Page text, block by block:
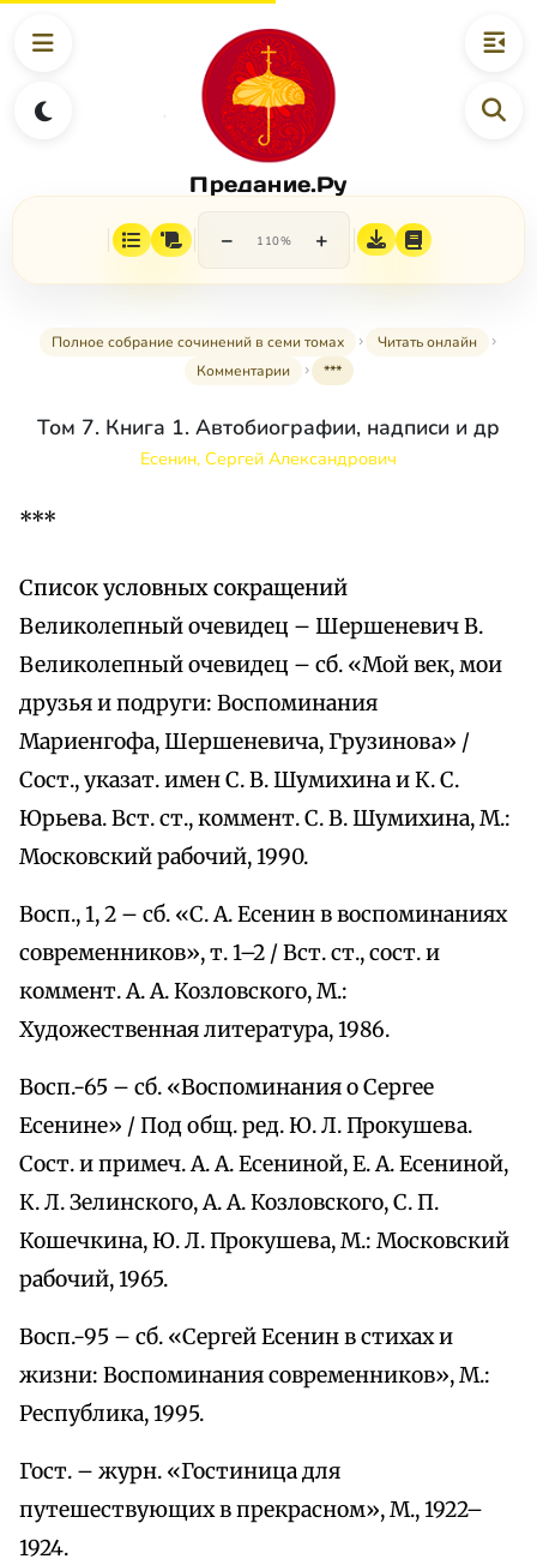
Предание.Ру
− 110% +
Полное собрание сочинений в семи томах
Читать онлайн
Комментарии
***
Том 7. Книга 1. Автобиографии, надписи и др
Есенин, Сергей Александрович
***
Список условных сокращений
Великолепный очевидец – Шершеневич В.
Великолепный очевидец – сб. «Мой век, мои
друзья и подруги: Воспоминания
Мариенгофа, Шершеневича, Грузинова» /
Сост., указат. имен С. В. Шумихина и К. С.
Юрьева. Вст. ст., коммент. С. В. Шумихина, М.:
Московский рабочий, 1990.
Восп., 1, 2 – сб. «С. А. Есенин в воспоминаниях
современников», т. 1–2 / Вст. ст., сост. и
коммент. А. А. Козловского, М.:
Художественная литература, 1986.
Восп.-65 – сб. «Воспоминания о Сергее
Есенине» / Под общ. ред. Ю. Л. Прокушева.
Сост. и примеч. А. А. Есениной, Е. А. Есениной,
К. Л. Зелинского, А. А. Козловского, С. П.
Кошечкина, Ю. Л. Прокушева, М.: Московский
рабочий, 1965.
Восп.-95 – сб. «Сергей Есенин в стихах и
жизни: Воспоминания современников», М.:
Республика, 1995.
Гост. – журн. «Гостиница для
путешествующих в прекрасном», М., 1922–
1924.